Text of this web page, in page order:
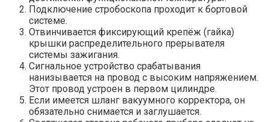
Подключение стробоскопа проходит к бортовой
системе.
Отвинчивается фиксирующий крепёж (гайка)
крышки распределительного прерывателя
системы зажигания.
Сигнальное устройство срабатывания
нанизывается на провод с высоким напряжением.
Этот провод устроен в первом цилиндре.
Если имеется шланг вакуумного корректора, он
обязательно снимается и заглушается.